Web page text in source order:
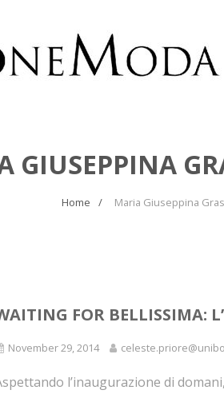
GIUSEPPINA
Home Maria Giuseppina
FOR BELLISSIMA:
November 29, 2014
l’inaugurazione di